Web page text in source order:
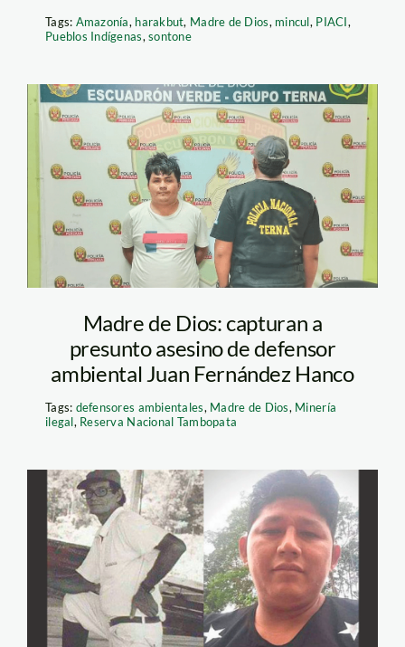
Tags: Amazonía, harakbut, Madre de Dios, mincul, PIACI,
Pueblos Indígenas,sontone
jhon fernandez –
presunto asesino la
pampa – inforegion
Madre de Dios: capturan a
presunto asesino de defensor
ambiental Juan Fernández Hanco
Tags: defensores ambientales, Madre de Dios, Minería
ilegal, Reserva Nacional Tambopata
Defensores-mdd-
asesinados-
actualidad-ambiental